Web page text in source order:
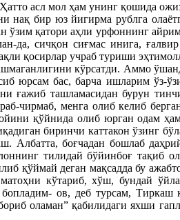
асл мол ҳам унинг қошида
бир юз йигирма рублга
ўзим қатори аҳли урфоннинг
да, сичқон сиғмас инига,
қосирлар учраб туриши
кўрсатди. Аммо
юрсам бас, барча ишларим
ғажиб ташламасидан бурун
чирмаб, менга олиб келиб
қўйнида олиб юрган одам
биринчи каттакон ўзинг
боғчадан бошлаб
тилидай бўйинбоғ тақиб
қўймай деган мақсадда бу
кўтариб, хўш, бундай
ов, деб турсам,
оламан” қабилидаги яхши